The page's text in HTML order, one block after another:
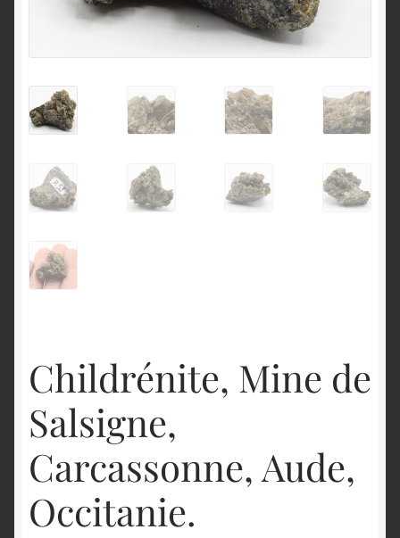
Childrénite, Mine de
Salsigne,
Carcassonne, Aude,
Occitanie.